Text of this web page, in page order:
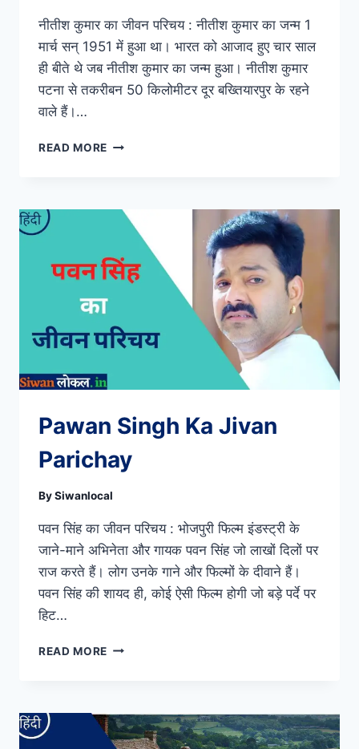
नीतीश कुमार का जीवन परिचय : नीतीश कुमार का जन्म 1
मार्च सन् 1951 में हुआ था। भारत को आजाद हुए चार साल
ही बीते थे जब नीतीश कुमार का जन्म हुआ। नीतीश कुमार
पटना से तकरीबन 50 किलोमीटर दूर बख्तियारपुर के रहने
वाले हैं।…
READ MORE NITISH
PARICHAY
Pawan Singh Ka Jivan
Parichay
BySiwanlocal
पवन सिंह का जीवन परिचय : भोजपुरी फिल्म इंडस्ट्री के
जाने-माने अभिनेता और गायक पवन सिंह जो लाखों दिलों पर
राज करते हैं। लोग उनके गाने और फिल्मों के दीवाने हैं।
पवन सिंह की शायद ही, कोई ऐसी फिल्म होगी जो बड़े पर्दे पर
हिट…
READ MORE PAWAN
PARICHAY